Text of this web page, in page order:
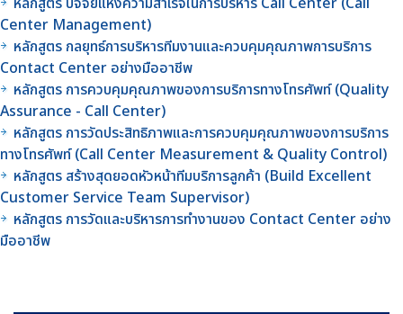
Center Management)
หลักสูตร กลยุทธ์การบริหารทีมงานและควบคุมคุณภาพการบริการ
Contact Center อย่างมืออาชีพ
หลักสูตร การควบคุมคุณภาพของการบริการทางโทรศัพท์ (Quality
Assurance - Call Center)
หลักสูตร การวัดประสิทธิภาพและการควบคุมคุณภาพของการบริการ
ทางโทรศัพท์ (Call Center Measurement & Quality Control)
หลักสูตร สร้างสุดยอดหัวหน้าทีมบริการลูกค้า (Build Excellent
Customer Service Team Supervisor)
หลักสูตร การวัดและบริหารการทำงานของ Contact Center อย่าง
มืออาชีพ